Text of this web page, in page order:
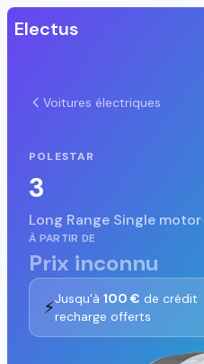
Electus
Voitures électriques
POLESTAR
3
Long Range Single motor·
À PARTIR DE
Prix inconnu
⚡Jusqu'à 100 € de crédit
recharge offerts